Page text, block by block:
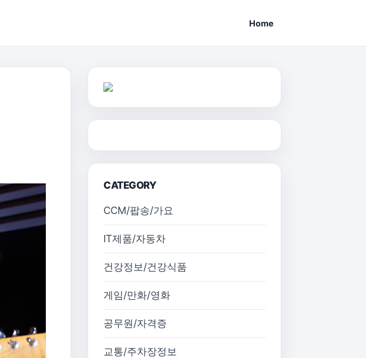
Home
CATEGORY
CCM/팝송/가요
IT제품/자동차
건강정보/건강식품
게임/만화/영화
공무원/자격증
교통/주차장정보